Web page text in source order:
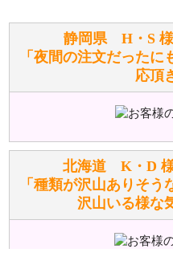
お任せください！それは
てなしの心」で対応させ
シュタイフのぬいぐる
るみのお手入れ方法を教えて
詳しくはこちら をご覧く
ぬいぐるみの耳に付いて
味などがありますか？
静岡県 H・
「夜間の注文だった
応頂
北海道 K・
「種類が沢山ありそ
沢山いる様な